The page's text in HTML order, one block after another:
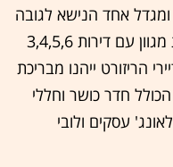
- שניים בני 18 קומות ומגדל אחד הנישא לגובה
25 קומות והוא מגיע בתמהיל דירות מגוון עם דירות 3,4,5,6
הריזורט ייהנו מבריכת
שחיה פרטית, מתחם WELLNESS הכולל חדר כושר וחללי
עסקים ולובי